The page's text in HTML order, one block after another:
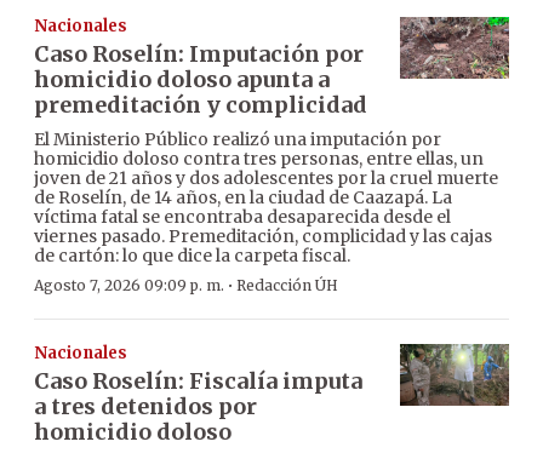
Nacionales
Caso Roselín: Imputación por
homicidio doloso apunta a
premeditación y complicidad
El Ministerio Público realizó una imputación por
homicidio doloso contra tres personas, entre ellas, un
joven de 21 años y dos adolescentes por la cruel muerte
de Roselín, de 14 años, en la ciudad de Caazapá. La
víctima fatal se encontraba desaparecida desde el
viernes pasado. Premeditación, complicidad y las cajas
de cartón: lo que dice la carpeta fiscal.
Agosto 7, 2026 09:09 p. m. · Redacción ÚH
Nacionales
Caso Roselín: Fiscalía imputa
a tres detenidos por
homicidio doloso